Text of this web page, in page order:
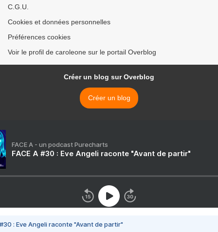
C.G.U.
Cookies et données personnelles
Préférences cookies
Voir le profil de caroleone sur le portail Overblog
Créer un blog sur Overblog
Créer un blog
FACE A - un podcast Purecharts
FACE A #30 : Eve Angeli raconte "Avant de partir"
#30 : Eve Angeli raconte "Avant de partir"